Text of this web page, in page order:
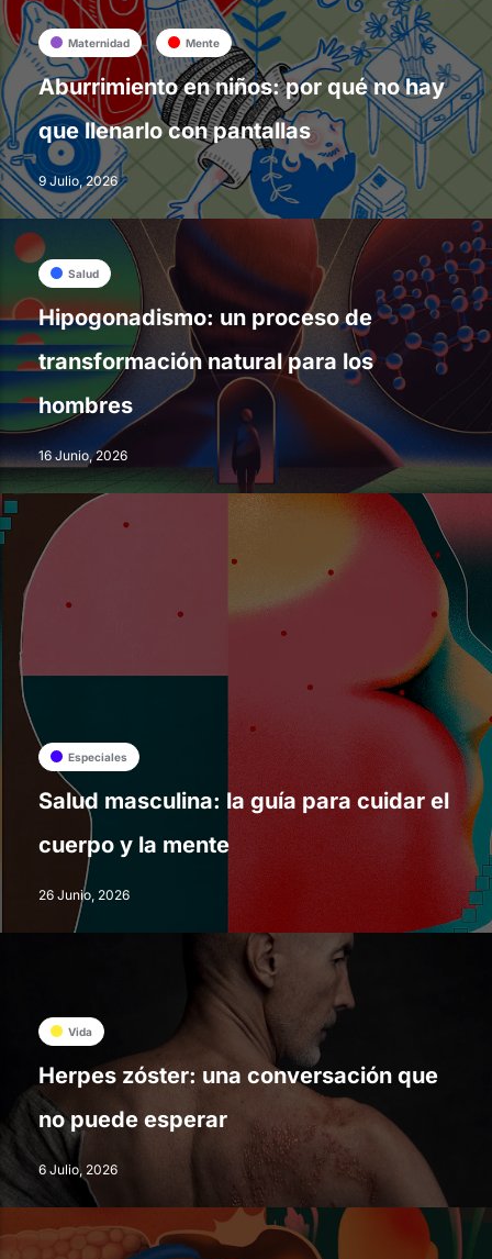
Maternidad Mente
Aburrimiento en niños: por qué no hay
que llenarlo con pantallas
9 Julio, 2026
Salud
Hipogonadismo: un proceso de
transformación natural para los
hombres
16 Junio, 2026
Especiales
Salud masculina: la guía para cuidar el
cuerpo y la mente
26 Junio, 2026
Vida
Herpes zóster: una conversación que
no puede esperar
6 Julio, 2026